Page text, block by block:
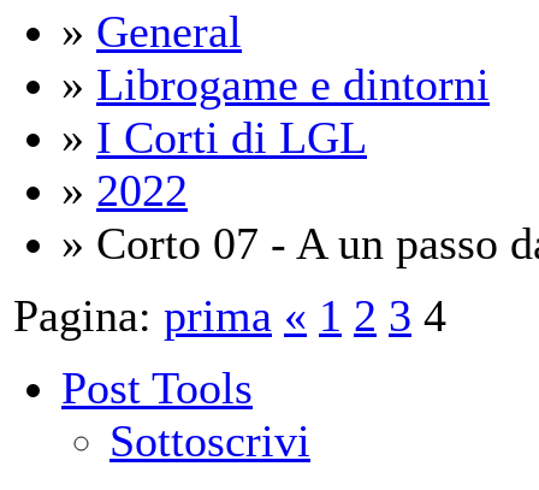
» General
» Librogame e dintorni
» I Corti di LGL
» 2022
» Corto 07 - A un passo
Pagina: prima « 1 2 3 4
Post Tools
Sottoscrivi